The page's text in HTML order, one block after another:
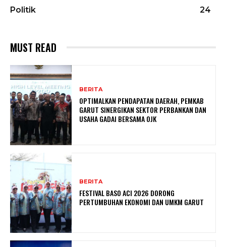
Politik
24
MUST READ
BERITA
OPTIMALKAN PENDAPATAN DAERAH, PEMKAB
GARUT SINERGIKAN SEKTOR PERBANKAN DAN
USAHA GADAI BERSAMA OJK
BERITA
FESTIVAL BASO ACI 2026 DORONG
PERTUMBUHAN EKONOMI DAN UMKM GARUT